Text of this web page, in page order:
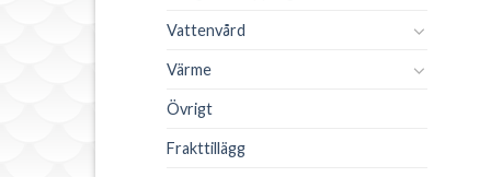
Missa
Vattenvård
Värme
Övrigt
Frakttillägg